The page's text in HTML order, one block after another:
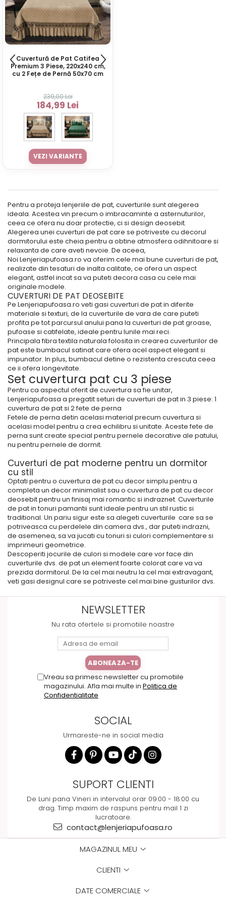
Cuvertură de Pat Catifea
Premium 3 Piese, 220x240 cm,
cu 2 Fețe de Pernă 50x70 cm
239,00 Lei
184,99 Lei
VEZI VARIANTE
Pentru a proteja lenjeriile de pat, cuverturile sunt alegerea
ideala. Acestea vin precum o imbracaminte a asternuturilor,
ceea ce ofera nu doar protectie, ci si design deosebit.
Alegerea unei cuverturi de pat care se potriveste cu decorul
dormitorului este cheia pentru a obtine atmosfera odihnitoare si
relaxanta de care aveti nevoie. De aceea,
Noi Lenjeriapufoasa.ro va oferim cele mai bune cuverturi de pat,
realizate din tesaturi de inalta calitate, ce ofera un aspect
elegant, astfel incat sa va puteti decora casa cu cele mai
originale modele.
CUVERTURI DE PAT DEOSEBITE
Pe Lenjeriapufoasa.ro veti gasi cuverturi de pat in diferite
materiale si texturi, de la cuverturile de vara de care puteti
profita pe tot parcursul anului pana la cuverturi de pat groase,
pufoase si catifelate, ideale pentru lunile mai reci.
Principala fibra textila naturala folosita in crearea cuverturilor de
pat este bumbacul satinat care ofera acel aspect elegant si
impunator. In plus, bumbacul detine o rezistenta crescuta ceea
ce ii ofera longevitate.
Set cuvertura pat cu 3 piese
Pentru ca aspectul oferit de cuvertura sa fie unitar,
Lenjeriapufoasa a pregatit seturi de cuverturi de pat in 3 piese: 1
cuvertura de pat si 2 fete de perna
Fetele de perna detin acelasi material precum cuvertura si
acelasi model pentru a crea echilibru si unitate. Aceste fete de
perna sunt create special pentru pernele decorative ale patului,
nu pentru pernele de dormit.
Cuverturi de pat moderne pentru un dormitor
cu stil
Optati pentru o cuvertura de pat cu decor simplu pentru a
completa un decor minimalist sau o cuvertura de pat cu decor
deosebit pentru un finisaj mai romantic si indraznet. Cuverturile
de pat in tonuri pamantii sunt ideale pentru un stil rustic si
traditional. Un pariu sigur este sa alegeti cuverturile care sa se
potriveasca cu perdelele din camera dvs., dar puteti indrazni,
de asemenea, sa va jucati cu tonuri si culori complementare si
imprimeuri geometrice.
Descoperiti jocurile de culori si modele care vor face din
cuverturile dvs. de pat un element foarte colorat care va va
prezida dormitorul. De la cel mai neutru la cel mai extravagant,
veti gasi designul care se potriveste cel mai bine gusturilor dvs.
NEWSLETTER
Nu rata ofertele si promotiile noastre
Vreau sa primesc newsletter cu promotiile
magazinului. Afla mai multe in Politica de
Confidentialitate
SOCIAL
Urmareste-ne in social media
SUPORT CLIENTI
De Luni pana Vineri in intervalul orar 09:00 - 18:00 cu
drag. Timp maxim de raspuns pentru mail 1 zi
lucratoare.
contact@lenjeriapufoasa.ro
MAGAZINUL MEU
CLIENTI
DATE COMERCIALE